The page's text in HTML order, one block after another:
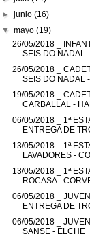
►junio(16)
▼mayo(19)
26/05/2018 _
SEIS DO NADAL -
26/05/2018 _
SEIS DO NADAL -
19/05/2018 _
CARBALLAL -
06/05/2018 _ 1ª
ENTREGA DE
13/05/2018 _ 1ª
LAVADORES -
13/05/2018 _ 1ª
ROCASA -
06/05/2018 _
ENTREGA DE
06/05/2018 _
SANSE - ELCHE